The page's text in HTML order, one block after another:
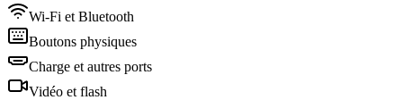
Wi-Fi et Bluetooth
Boutons physiques
Charge et autres ports
Vidéo et flash